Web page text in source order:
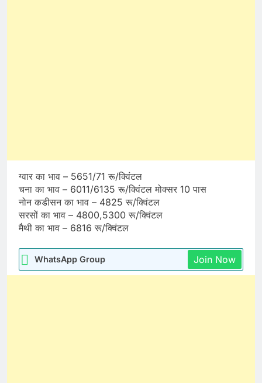
ग्वार का भाव – 5651/71 रू/क्विंटल
चना का भाव – 6011/6135 रू/क्विंटल मोक्सर 10 पास
नोन कडीसन का भाव – 4825 रू/क्विंटल
सरसों का भाव – 4800,5300 रू/क्विंटल
मैथी का भाव – 6816 रू/क्विंटल
WhatsApp Group Join Now